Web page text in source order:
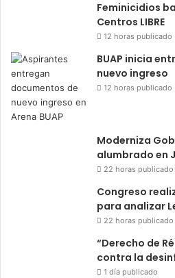
Feminicidios
Centros LIBRE
12 horas publicado
BUAP inicia
nuevo ingreso
12 horas publicado
Moderniza
alumbrado en
22 horas publicado
Congreso
para analizar
22 horas publicado
“Derecho de
contra la
1 día publicado